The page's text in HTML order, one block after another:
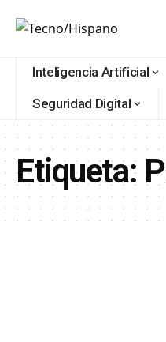
Inteligencia Artificial
Seguridad Digital
Etiqueta: